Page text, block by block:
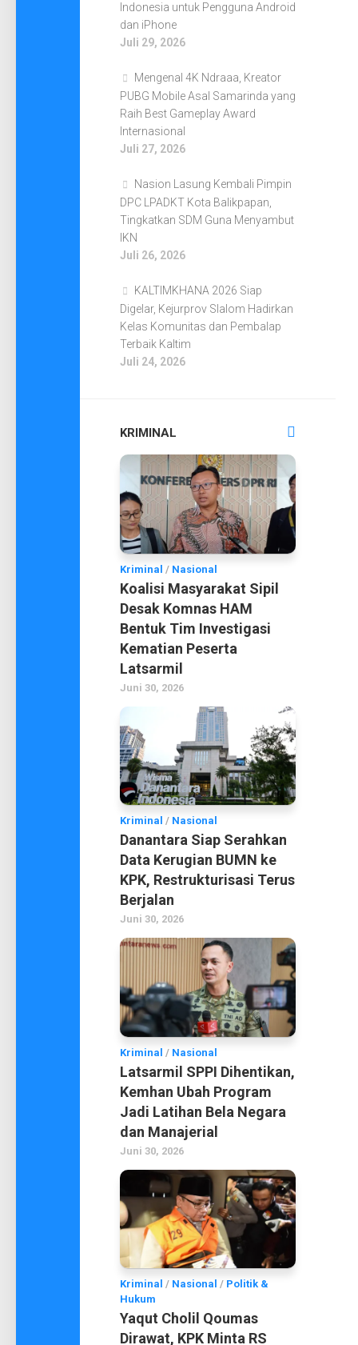
Indonesia untuk Pengguna Android
dan iPhone
Juli 29, 2026
Mengenal 4K Ndraaa, Kreator
PUBG Mobile Asal Samarinda yang
Raih Best Gameplay Award
Internasional
Juli 27, 2026
Nasion Lasung Kembali Pimpin
DPC LPADKT Kota Balikpapan,
Tingkatkan SDM Guna Menyambut
IKN
Juli 26, 2026
KALTIMKHANA 2026 Siap
Digelar, Kejurprov Slalom Hadirkan
Kelas Komunitas dan Pembalap
Terbaik Kaltim
Juli 24, 2026
KRIMINAL
Kriminal / Nasional
Koalisi Masyarakat Sipil
Desak Komnas HAM
Bentuk Tim Investigasi
Kematian Peserta
Latsarmil
Juni 30, 2026
Kriminal / Nasional
Danantara Siap Serahkan
Data Kerugian BUMN ke
KPK, Restrukturisasi Terus
Berjalan
Juni 30, 2026
Kriminal / Nasional
Latsarmil SPPI Dihentikan,
Kemhan Ubah Program
Jadi Latihan Bela Negara
dan Manajerial
Juni 30, 2026
Kriminal / Nasional / Politik &
Hukum
Yaqut Cholil Qoumas
Dirawat, KPK Minta RS